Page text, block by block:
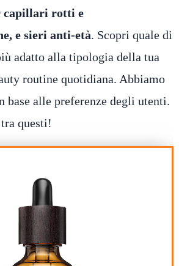
capillari rotti e
e sieri anti-età. Scopri quale di
adatto alla tipologia della tua
routine quotidiana. Abbiamo
base alle preferenze degli utenti.
questi!